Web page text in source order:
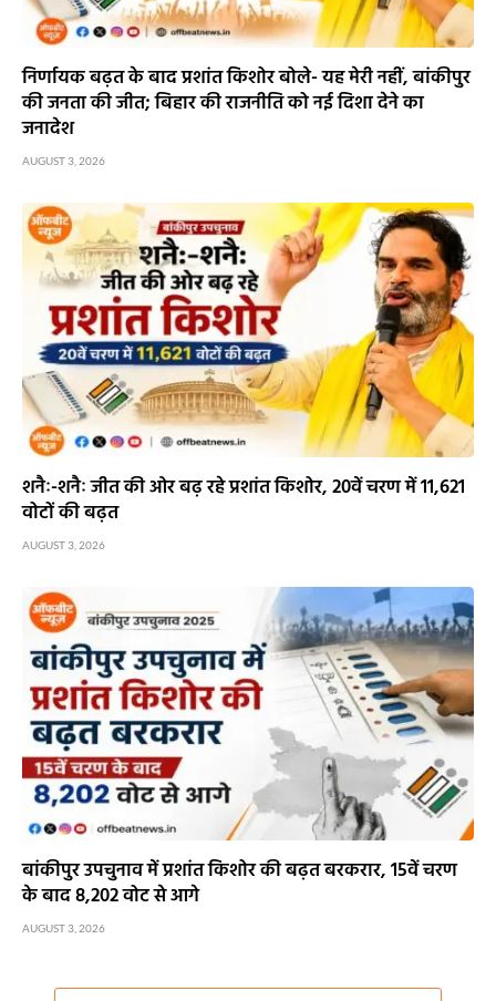
निर्णायक बढ़त के बाद प्रशांत किशोर बोले- यह मेरी नहीं, बांकीपुर
की जनता की जीत; बिहार की राजनीति को नई दिशा देने का
जनादेश
AUGUST 3, 2026
शनैः-शनैः जीत की ओर बढ़ रहे प्रशांत किशोर, 20वें चरण में 11,621
वोटों की बढ़त
AUGUST 3, 2026
बांकीपुर उपचुनाव में प्रशांत किशोर की बढ़त बरकरार, 15वें चरण
के बाद 8,202 वोट से आगे
AUGUST 3, 2026